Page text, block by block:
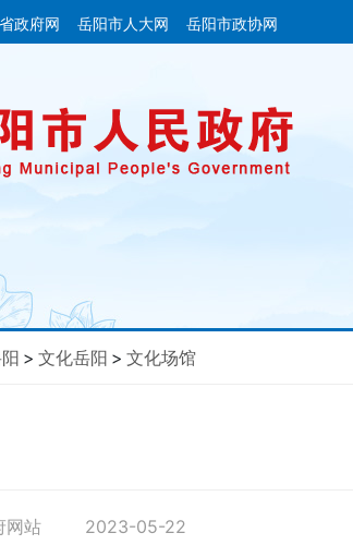
政府网 岳阳市人大网 岳阳市政协网
> 文化岳阳 > 文化场馆
网站 2023-05-22